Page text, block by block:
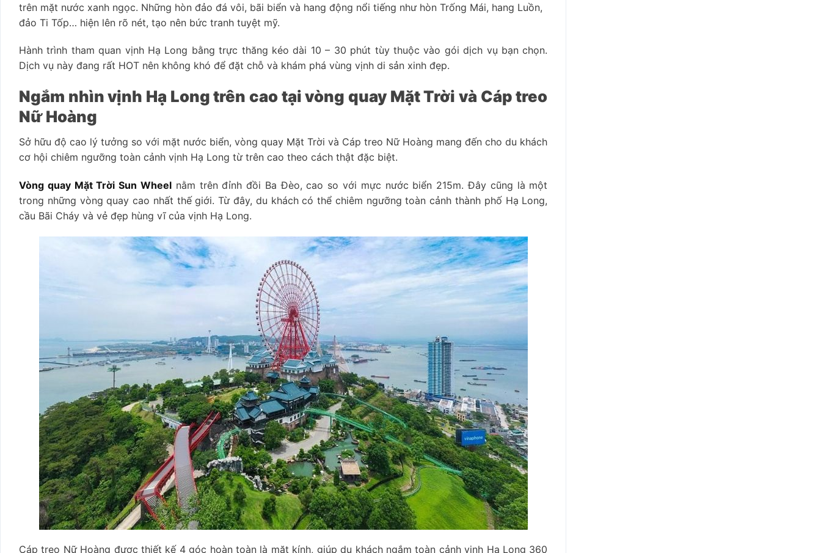
trên mặt nước xanh ngọc. Những hòn đảo đá vôi, bãi biển và hang động nổi tiếng như hòn Trống Mái, hang Luồn,
đảo Ti Tốp… hiện lên rõ nét, tạo nên bức tranh tuyệt mỹ.
Hành trình tham quan vịnh Hạ Long bằng trực thăng kéo dài 10 – 30 phút tùy thuộc vào gói dịch vụ bạn chọn.
Dịch vụ này đang rất HOT nên không khó để đặt chỗ và khám phá vùng vịnh di sản xinh đẹp.
Ngắm nhìn vịnh Hạ Long trên cao tại vòng quay Mặt Trời và Cáp treo
Nữ Hoàng
Sở hữu độ cao lý tưởng so với mặt nước biển, vòng quay Mặt Trời và Cáp treo Nữ Hoàng mang đến cho du khách
cơ hội chiêm ngưỡng toàn cảnh vịnh Hạ Long từ trên cao theo cách thật đặc biệt.
Vòng quay Mặt Trời Sun Wheelnằm trên đỉnh đồi Ba Đèo, cao so với mực nước biển 215m. Đây cũng là một
trong những vòng quay cao nhất thế giới. Từ đây, du khách có thể chiêm ngưỡng toàn cảnh thành phố Hạ Long,
cầu Bãi Cháy và vẻ đẹp hùng vĩ của vịnh Hạ Long.
Cáp treo Nữ Hoàng được thiết kế 4 góc hoàn toàn là mặt kính, giúp du khách ngắm toàn cảnh vịnh Hạ Long 360